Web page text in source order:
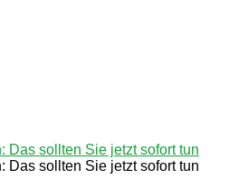
Das sollten Sie jetzt sofort tun
Das sollten Sie jetzt sofort tun